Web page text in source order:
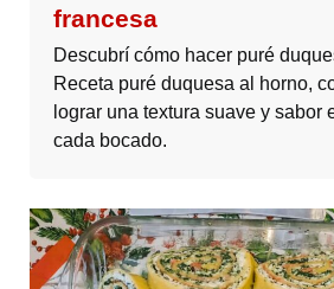
francesa
Descubrí cómo hacer puré
Receta puré duquesa al horno,
lograr una textura suave y sabor
cada bocado.